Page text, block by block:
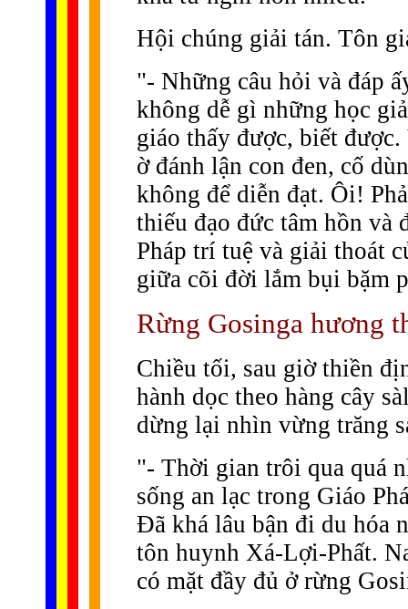
Hội chúng giải tán. Tôn
"- Những câu hỏi và đáp
không dễ gì những học
giáo thấy được, biết
ờ đánh lận con đen, cố
không để diễn đạt. Ôi!
thiếu đạo đức tâm hồn
Pháp trí tuệ và giải thoát
giữa cõi đời lắm bụi bặm
Rừng Gosinga hương
Chiều tối, sau giờ thiền
hành dọc theo hàng cây
dừng lại nhìn vừng trăng
"- Thời gian trôi qua quá
sống an lạc trong Giáo
Ðã khá lâu bận đi du hóa
tôn huynh Xá-Lợi-Phất.
có mặt đầy đủ ở rừng